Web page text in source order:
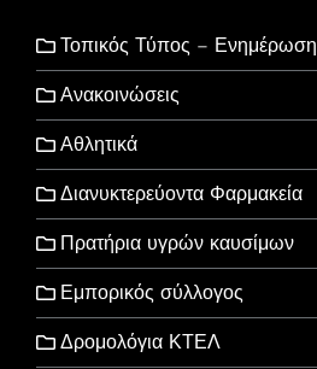
Τοπικός Τύπος – Ενημέρωση
Ανακοινώσεις
Αθλητικά
Διανυκτερεύοντα Φαρμακεία
Πρατήρια υγρών καυσίμων
Εμπορικός σύλλογος
Δρομολόγια ΚΤΕΛ